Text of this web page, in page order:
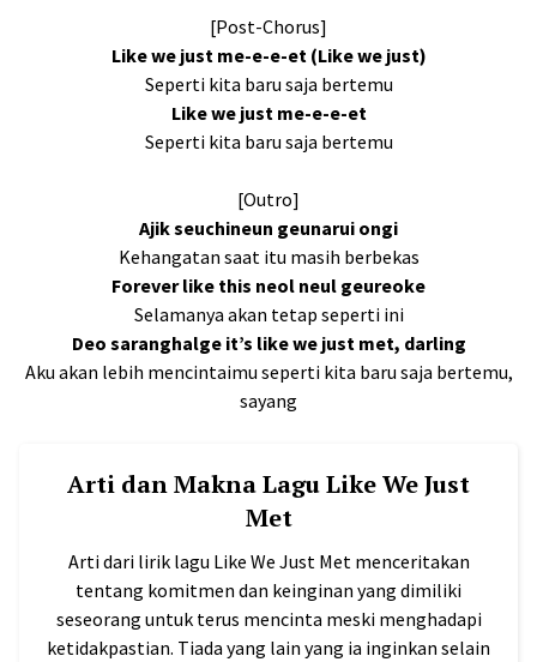
[Post-Chorus]
Like we just me-e-e-et (Like we just)
Seperti kita baru saja bertemu
Like we just me-e-e-et
Seperti kita baru saja bertemu
[Outro]
Ajik seuchineun geunarui ongi
Kehangatan saat itu masih berbekas
Forever like this neol neul geureoke
Selamanya akan tetap seperti ini
Deo saranghalge it’s like we just met, darling
Aku akan lebih mencintaimu seperti kita baru saja bertemu,
sayang
Arti dan Makna Lagu Like We Just
Met
Arti dari lirik lagu Like We Just Met menceritakan
tentang komitmen dan keinginan yang dimiliki
seseorang untuk terus mencinta meski menghadapi
ketidakpastian. Tiada yang lain yang ia inginkan selain